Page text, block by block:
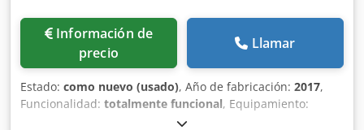
Información de
precio
Llamar
Estado: como nuevo (usado), Año de fabricación: 2017,
Funcionalidad: totalmente funcional, Equipamiento:
, Vendo sierra de formato ALTENDORF, modelo